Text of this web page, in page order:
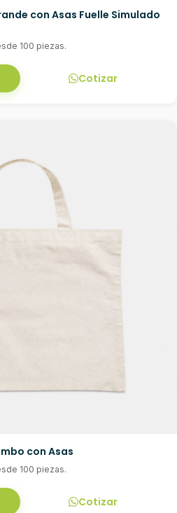
con Asas Fuelle Simulado
100 piezas.
Cotizar
con Asas
100 piezas.
Cotizar